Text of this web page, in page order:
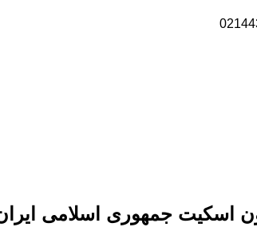
اسکیت جمهوری اسلامی